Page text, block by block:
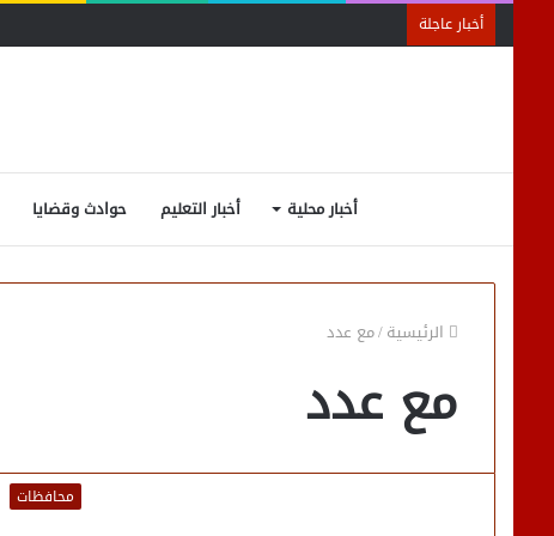
أخبار عاجلة
أخبار محلية أخبار التعليم حوادث وقضايا
الرئيسية/مع عدد
مع عدد
محافظات